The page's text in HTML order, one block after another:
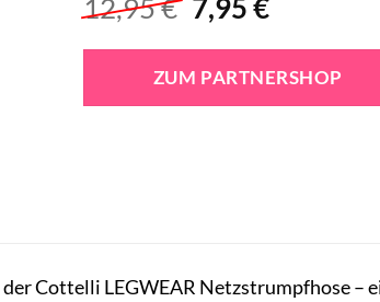
12,95€
Preis
war:
12,95 €
7,95€
ist:
7,95 €.
ZUM PARTNERSHOP
Cottelli LEGWEAR Netzstrumpfhose –